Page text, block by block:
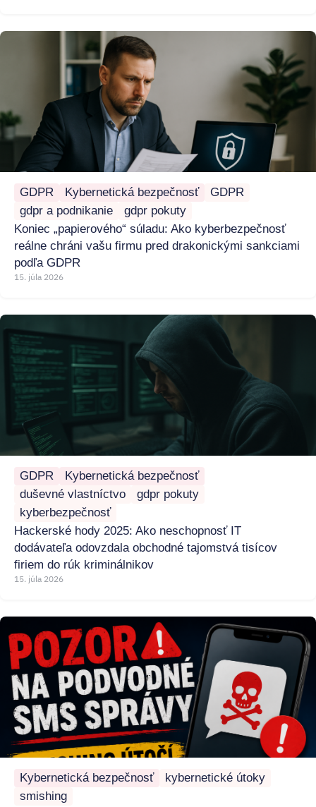
GDPR Kybernetická bezpečnosť
GDPR
gdpr a podnikanie
gdpr pokuty
Koniec „papierového“ súladu: Ako kyberbezpečnosť
reálne chráni vašu firmu pred drakonickými sankciami
podľa GDPR
15. júla 2026
GDPR
Kybernetická bezpečnosť
duševné vlastníctvo
gdpr pokuty
kyberbezpečnosť
Hackerské hody 2025: Ako neschopnosť IT
dodávateľa odovzdala obchodné tajomstvá tisícov
firiem do rúk kriminálnikov
15. júla 2026
Kybernetická bezpečnosť
kybernetické útoky
smishing